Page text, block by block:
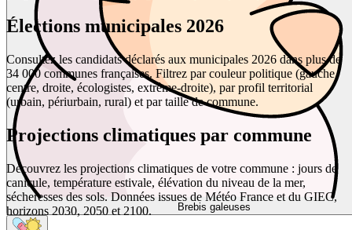
Brebis galeuses
Élections municipales 2026
Consultez les candidats déclarés aux municipales 2026 dans plus de
34 000 communes françaises. Filtrez par couleur politique (gauche,
centre, droite, écologistes, extrême-droite), par profil territorial
(urbain, périurbain, rural) et par taille de commune.
Projections climatiques par commune
Découvrez les projections climatiques de votre commune : jours de
canicule, température estivale, élévation du niveau de la mer,
sécheresses des sols. Données issues de Météo France et du GIEC,
horizons 2030, 2050 et 2100.